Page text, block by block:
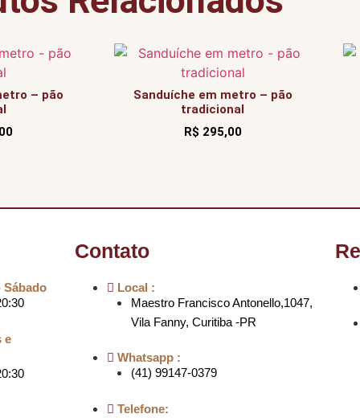
– pão
Sanduíche em metro – pão
tradicional
R$ 295,00
Sábado
e
Contato
Local :
Maestro Francisco Antonello,1047,
Vila Fanny, Curitiba -PR
Whatsapp :
(41) 99147-0379
Telefone: